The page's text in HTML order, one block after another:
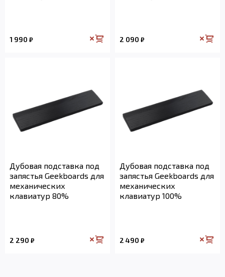
1 990 ₽ 2 090 ₽
Дубовая подставка под
запястья Geekboards для
механических
клавиатур 80%
2 290 ₽
Дубовая подставка под
запястья Geekboards для
механических
клавиатур 100%
2 490 ₽